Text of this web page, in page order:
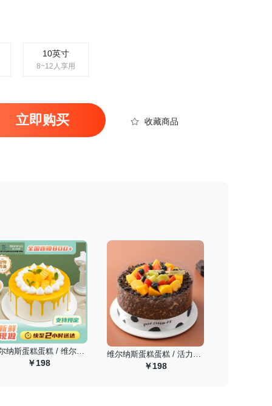
10英寸
8~12人享用
立即购买 收藏商品
维尔纳斯蛋糕蛋糕 / 维尔纳斯 似水流年动物奶油生日蛋糕/6英寸
198 198